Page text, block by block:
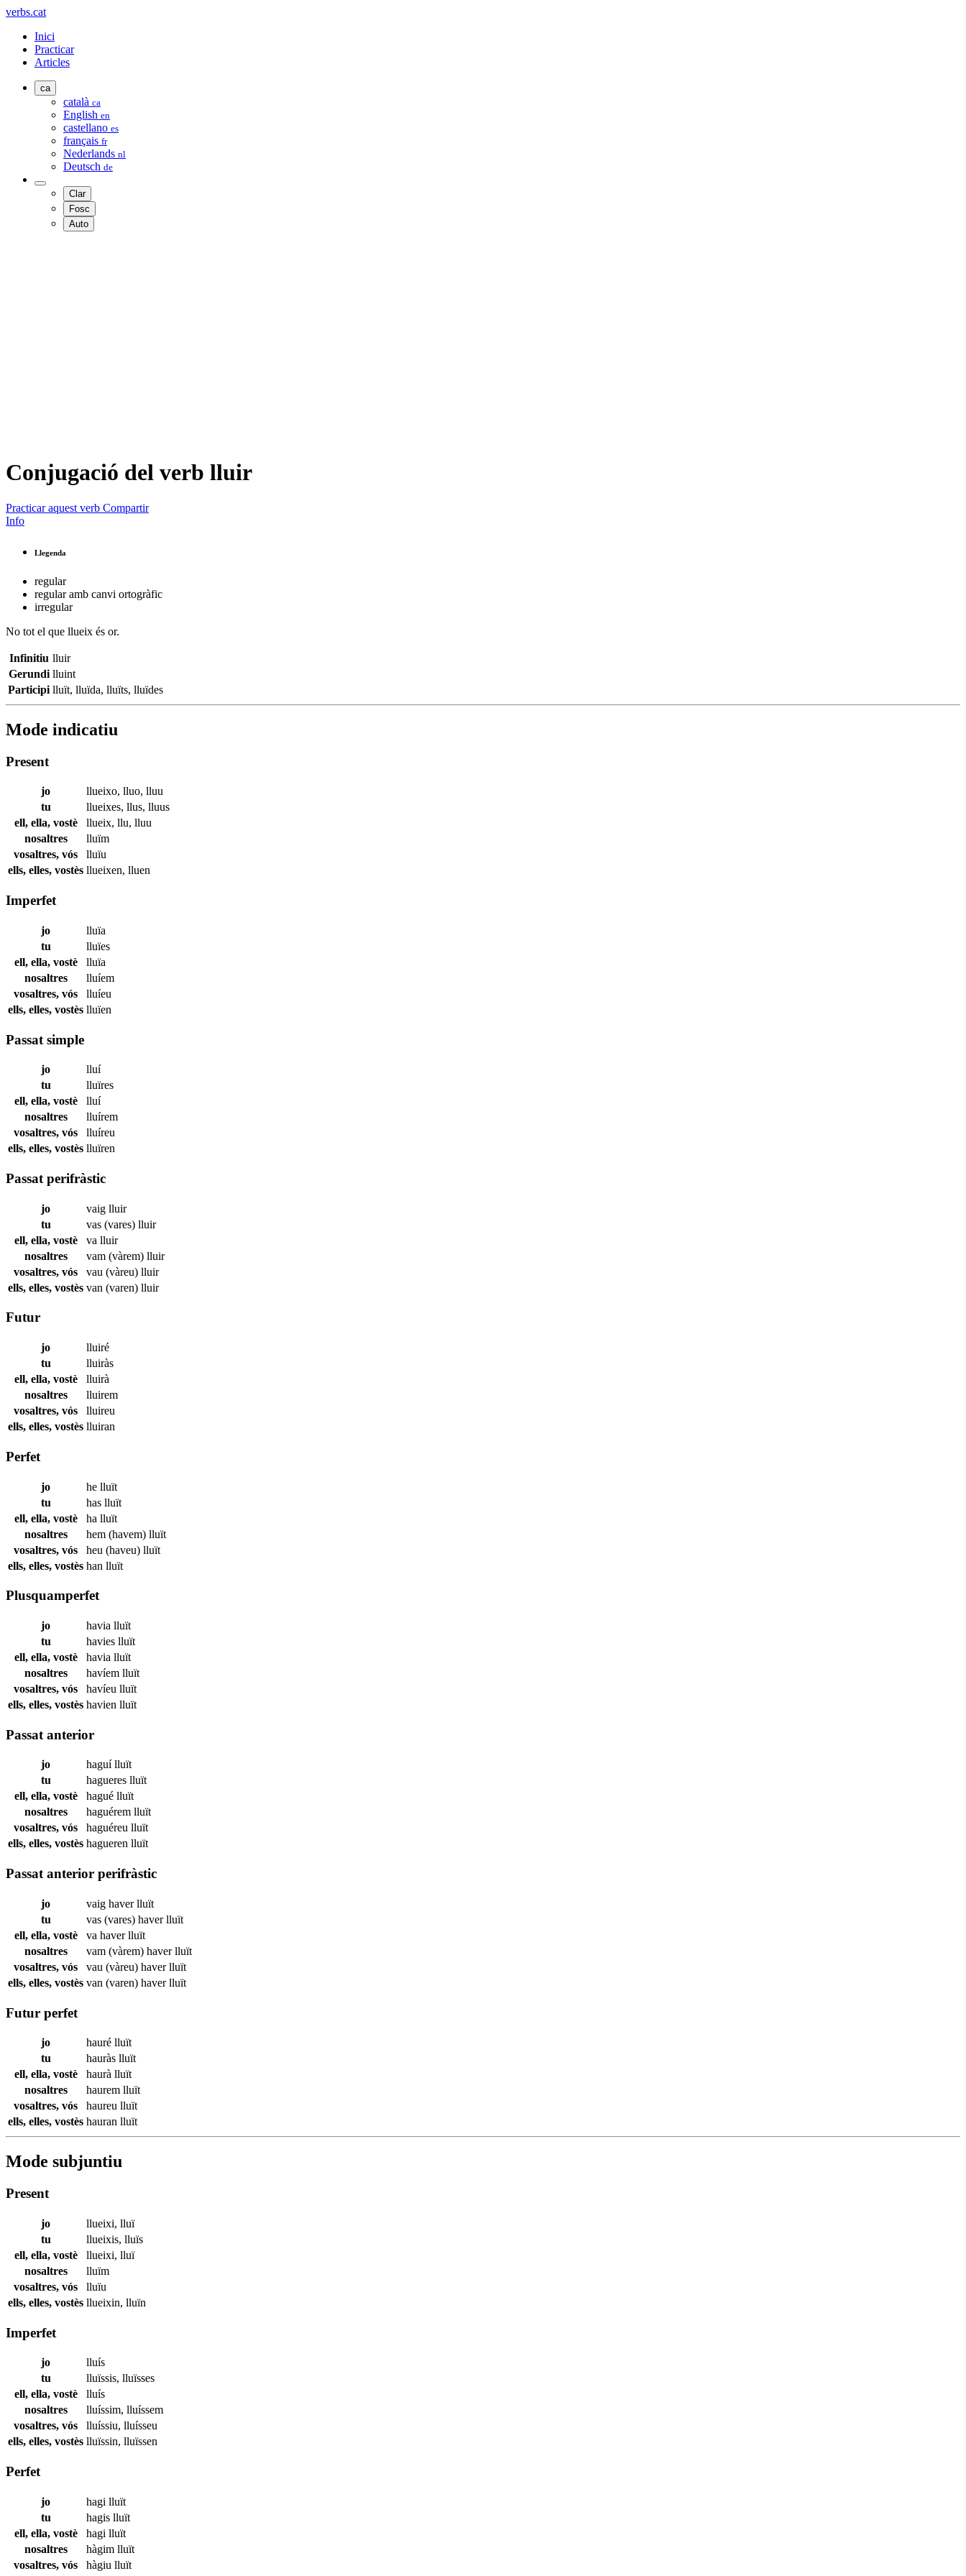
verbs.cat
Inici
Practicar
Articles
ca
català ca
English en
castellano es
français fr
Nederlands nl
Deutsch de
Clar
Fosc
Auto
Conjugació del verb lluir
Practicar aquest verb Compartir
Info
Llegenda
regular
regular amb canvi ortogràfic
irregular
No tot el que llueix és or.
Infinitiu lluir
Gerundi lluint
Participi lluït, lluïda, lluïts, lluïdes
Mode indicatiu
Present
jo llueixo, lluo, lluu
tu
llueixes, llus, lluus
ell, ella, vostè
llueix, llu, lluu
nosaltres
lluïm
vosaltres, vós
lluïu
ells, elles, vostès llueixen, lluen
Imperfet
jo
lluïa
tu
lluïes
ell, ella, vostè
lluïa
nosaltres
lluíem
vosaltres, vós
lluíeu
ells, elles, vostès lluïen
Passat simple
jo
lluí
tu
lluïres
ell, ella, vostè
lluí
nosaltres
lluírem
vosaltres, vós
lluíreu
ells, elles, vostès lluïren
Passat perifràstic
jo vaig lluir
tu
vas (vares) lluir
ell, ella, vostè
va lluir
nosaltres
vam (vàrem) lluir
vosaltres, vós
vau (vàreu) lluir
ells, elles, vostès van (varen) lluir
Futur
jo
lluiré
tu
lluiràs
ell, ella, vostè
lluirà
nosaltres
lluirem
vosaltres, vós
lluireu
ells, elles, vostès lluiran
Perfet
jo he lluït
tu
has lluït
ell, ella, vostè
ha lluït
nosaltres
hem (havem) lluït
vosaltres, vós
heu (haveu) lluït
ells, elles, vostès han lluït
Plusquamperfet
jo havia lluït
tu
havies lluït
ell, ella, vostè
havia lluït
nosaltres
havíem lluït
vosaltres, vós
havíeu lluït
ells, elles, vostès havien lluït
Passat anterior
jo haguílluït
tu
hagueres lluït
ell, ella, vostè
hagué lluït
nosaltres
haguérem lluït
vosaltres, vós
haguéreu lluït
ells, elles, vostès hagueren lluït
Passat anterior perifràstic
jo vaig haverlluït
tu
vas (vares) haverlluït
ell, ella, vostè
va haverlluït
nosaltres
vam (vàrem) haverlluït
vosaltres, vós
vau (vàreu) haverlluït
ells, elles, vostès van (varen) haverlluït
Futur perfet
jo hauré lluït
tu
hauràs lluït
ell, ella, vostè
haurà lluït
nosaltres
haurem lluït
vosaltres, vós
haureu lluït
ells, elles, vostès hauran lluït
Mode subjuntiu
Present
jo llueixi, lluï
tu
llueixis, lluïs
ell, ella, vostè
llueixi, lluï
nosaltres
lluïm
vosaltres, vós
lluïu
ells, elles, vostès llueixin, lluïn
Imperfet
jo
lluís
tu
lluïssis, lluïsses
ell, ella, vostè
lluís
nosaltres
lluíssim, lluíssem
vosaltres, vós
lluíssiu, lluísseu
ells, elles, vostès lluïssin, lluïssen
Perfet
jo hagi lluït
tu
hagis lluït
ell, ella, vostè
hagi lluït
nosaltres
hàgim lluït
vosaltres, vós
hàgiu lluït